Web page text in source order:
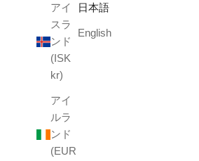
アイ
スラ
ンド
(ISK
kr)
アイ
ルラ
ンド
(EUR
日本語
English